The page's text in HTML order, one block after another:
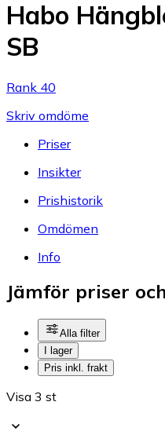
Habo
SB
Rank 40
Skriv omdöme
Priser
Insikter
Prishistorik
Omdömen
Info
Jämför priser
Alla filter
I lager
Pris inkl. frakt
Visa 3 st